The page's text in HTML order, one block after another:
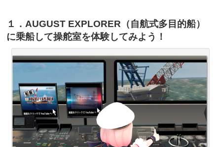
１．AUGUST EXPLORER（自航式多目的船）
に乗船して操舵室を体験してみよう！